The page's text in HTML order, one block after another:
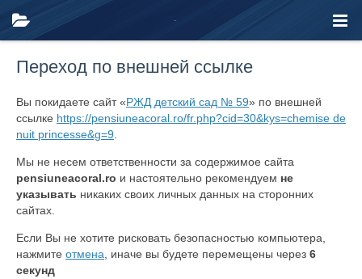
Переход по внешней ссылке
Вы покидаете сайт «РЖД детский сад № 59» по внешней
ссылке https://pensiuneacoral.ro/fr.php?cid=30&kys=chemise de
nuit princesse&g=9
Мы не несем ответственности за содержимое сайта
pensiuneacoral.ro и настоятельно рекомендуем не
указывать никаких своих личных данных на сторонних
сайтах.
Если Вы не хотите рисковать безопасностью компьютера,
нажмите отмена , иначе вы будете перемещены через 6
секунд